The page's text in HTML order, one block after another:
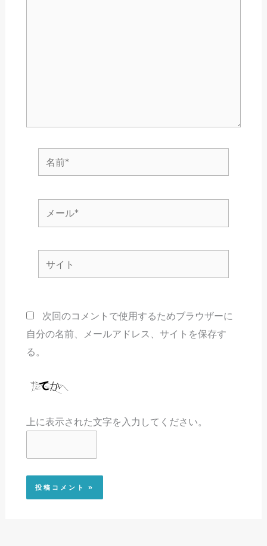
前
ー
イ
次回のコメントで使用するためブラウザーに
自分の名前、メールアドレス、サイトを保存す
る。
上に表示された文字を入力してください。